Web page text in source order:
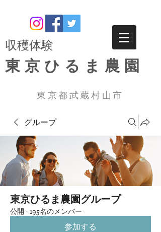
​収穫体験
東京ひるま農園
東京都武蔵村山市
グループ
東京ひるま農園グループ
公開 · 195名のメンバー
参加する